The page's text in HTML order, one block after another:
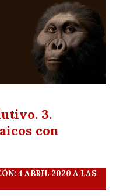
3.
con
4 ABRIL 2020 A LAS